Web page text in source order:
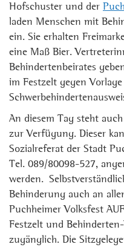
Hofschuster und der
laden Menschen mit
ein. Sie erhalten
eine Maß Bier.
Behindertenbeirates
im Festzelt gegen
An diesem Tag steht
zur Verfügung. Dieser
Sozialreferat der Stadt
Tel. 089/80098-527,
werden.
Behinderung auch an
Puchheimer Volksfest
Festzelt und
zugänglich. Die